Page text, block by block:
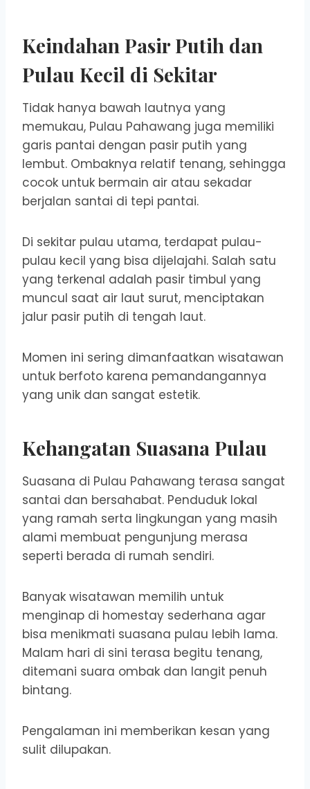
Keindahan Pasir Putih dan
Pulau Kecil di Sekitar
Tidak hanya bawah lautnya yang
memukau, Pulau Pahawang juga memiliki
garis pantai dengan pasir putih yang
lembut. Ombaknya relatif tenang, sehingga
cocok untuk bermain air atau sekadar
berjalan santai di tepi pantai.
Di sekitar pulau utama, terdapat pulau-
pulau kecil yang bisa dijelajahi. Salah satu
yang terkenal adalah pasir timbul yang
muncul saat air laut surut, menciptakan
jalur pasir putih di tengah laut.
Momen ini sering dimanfaatkan wisatawan
untuk berfoto karena pemandangannya
yang unik dan sangat estetik.
Kehangatan Suasana Pulau
Suasana di Pulau Pahawang terasa sangat
santai dan bersahabat. Penduduk lokal
yang ramah serta lingkungan yang masih
alami membuat pengunjung merasa
seperti berada di rumah sendiri.
Banyak wisatawan memilih untuk
menginap di homestay sederhana agar
bisa menikmati suasana pulau lebih lama.
Malam hari di sini terasa begitu tenang,
ditemani suara ombak dan langit penuh
bintang.
Pengalaman ini memberikan kesan yang
sulit dilupakan.